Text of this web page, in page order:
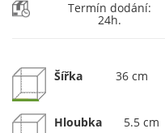
Termín dodání:
24h.
Šířka 36 cm
Hloubka 5.5 cm